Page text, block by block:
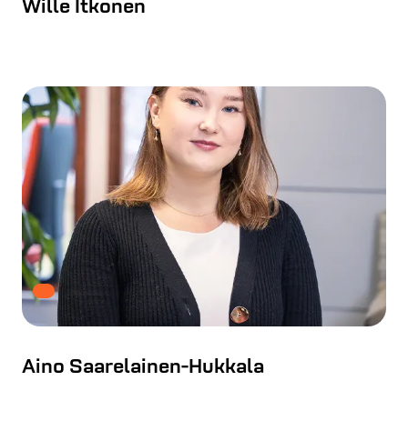
Wille Itkonen
Aino Saarelainen-Hukkala